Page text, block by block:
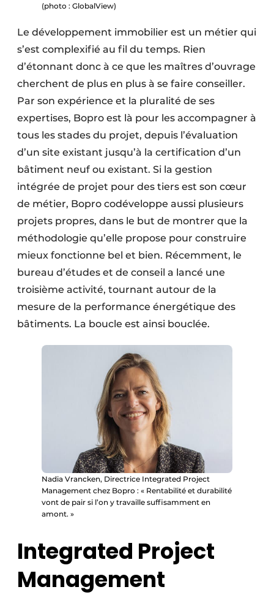
(photo : GlobalView)
Le développement immobilier est un métier qui
s’est complexifié au fil du temps. Rien
d’étonnant donc à ce que les maîtres d’ouvrage
cherchent de plus en plus à se faire conseiller.
Par son expérience et la pluralité de ses
expertises, Bopro est là pour les accompagner à
tous les stades du projet, depuis l’évaluation
d’un site existant jusqu’à la certification d’un
bâtiment neuf ou existant. Si la gestion
intégrée de projet pour des tiers est son cœur
de métier, Bopro codéveloppe aussi plusieurs
projets propres, dans le but de montrer que la
méthodologie qu’elle propose pour construire
mieux fonctionne bel et bien. Récemment, le
bureau d’études et de conseil a lancé une
troisième activité, tournant autour de la
mesure de la performance énergétique des
bâtiments. La boucle est ainsi bouclée.
Nadia Vrancken, Directrice Integrated Project
Management chez Bopro : « Rentabilité et durabilité
vont de pair si l’on y travaille suffisamment en
amont. »
Integrated Project
Management